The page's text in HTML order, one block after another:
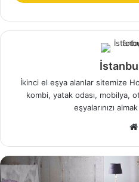
İlgili Makaleler
Çiftlikköy
İkinci el eşya alanlar sitemize
kombi, yatak odası, mobilya,
eşyalarınızı